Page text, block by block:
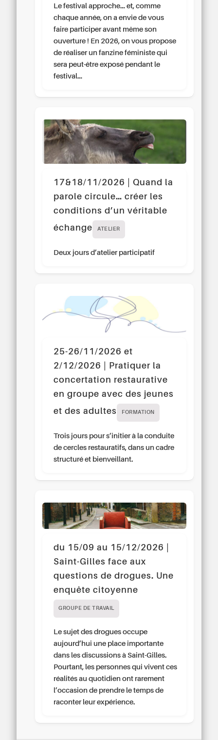
Le festival approche… et, comme
chaque année, on a envie de vous
faire participer avant même son
ouverture ! En 2026, on vous propose
de réaliser un fanzine féministe qui
sera peut-être exposé pendant le
festival…
17&18/11/2026 | Quand la
parole circule… créer les
conditions d’un véritable
échange
ATELIER
Deux jours d’atelier participatif
25-26/11/2026 et
2/12/2026 | Pratiquer la
concertation restaurative
en groupe avec des jeunes
et des adultes
FORMATION
Trois jours pour s’initier à la conduite
de cercles restauratifs, dans un cadre
structuré et bienveillant.
du 15/09 au 15/12/2026 |
Saint-Gilles face aux
questions de drogues. Une
enquête citoyenne
GROUPE DE TRAVAIL
Le sujet des drogues occupe
aujourd’hui une place importante
dans les discussions à Saint-Gilles.
Pourtant, les personnes qui vivent ces
réalités au quotidien ont rarement
l’occasion de prendre le temps de
raconter leur expérience.